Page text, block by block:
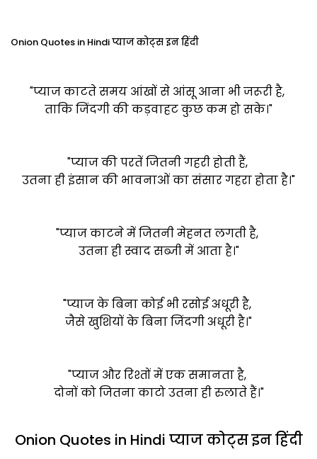
Onion Quotes in Hindi प्याज कोट्स इन हिंदी
"प्याज काटते समय आंखों से आंसू आना भी जरूरी है,
ताकि जिंदगी की कड़वाहट कुछ कम हो सके।"
"प्याज की परतें जितनी गहरी होती हैं,
उतना ही इंसान की भावनाओं का संसार गहरा होता है।"
"प्याज काटने में जितनी मेहनत लगती है,
उतना ही स्वाद सब्जी में आता है।"
"प्याज के बिना कोई भी रसोई अधूरी है,
जैसे खुशियों के बिना जिंदगी अधूरी है।"
"प्याज और रिश्तों में एक समानता है,
दोनों को जितना काटो उतना ही रुलाते हैं।"
Onion Quotes in Hindi प्याज कोट्स इन हिंदी